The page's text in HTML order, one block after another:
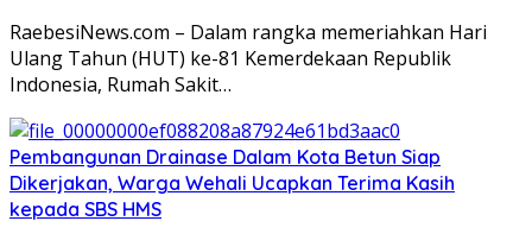
RaebesiNews.com – Dalam rangka memeriahkan Hari
Ulang Tahun (HUT) ke-81 Kemerdekaan Republik
Indonesia, Rumah Sakit…
Pembangunan Drainase Dalam Kota Betun Siap
Dikerjakan, Warga Wehali Ucapkan Terima Kasih
kepada SBS HMS